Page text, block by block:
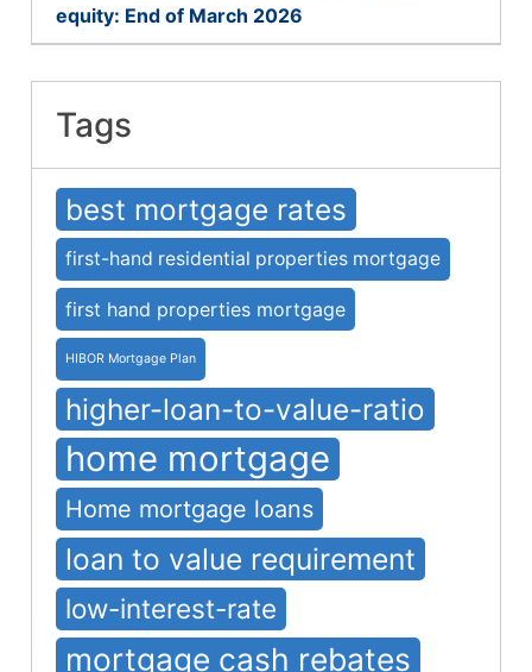
equity: End of March 2026
Tags
best mortgage rates
first-hand residential properties mortgage
first hand properties mortgage
HIBOR Mortgage Plan
higher-loan-to-value-ratio
home mortgage
Home mortgage loans
loan to value requirement
low-interest-rate
mortgage cash rebates